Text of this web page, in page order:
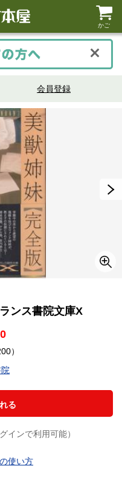
かご
会員登録
ンス書院文庫X
）
る
インで利用可能）
使い方